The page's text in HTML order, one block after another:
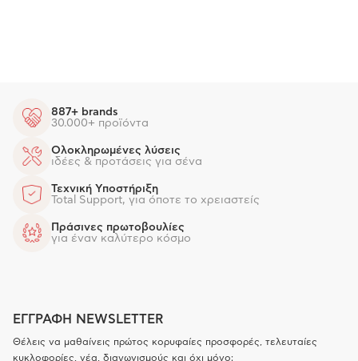
887+ brands
30.000+ προϊόντα
Ολοκληρωμένες λύσεις
ιδέες & προτάσεις για σένα
Τεχνική Υποστήριξη
Total Support, για όποτε το χρειαστείς
Πράσινες πρωτοβουλίες
για έναν καλύτερο κόσμο
ΕΓΓΡΑΦΗ NEWSLETTER
Θέλεις να μαθαίνεις πρώτος κορυφαίες προσφορές, τελευταίες
κυκλοφορίες, νέα, διαγωνισμούς και όχι μόνο;